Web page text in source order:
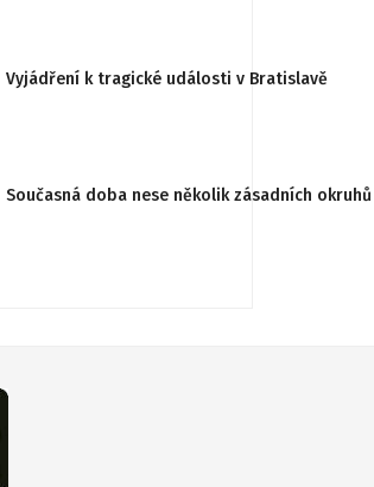
Vyjádření k tragické události v Bratislavě
Současná doba nese několik zásadních